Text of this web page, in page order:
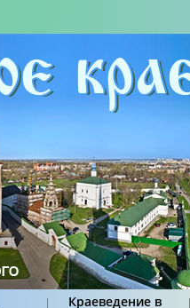
Краеведение в